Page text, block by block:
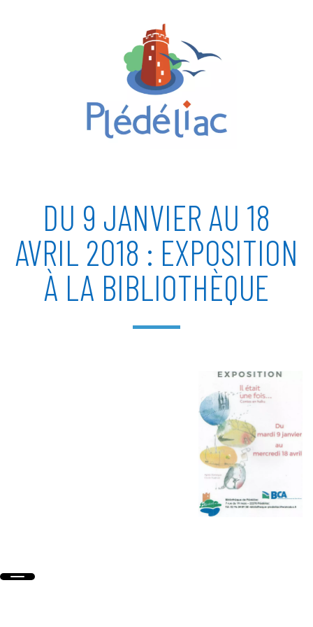
DU 9 JANVIER AU 18
AVRIL 2018 : EXPOSITION
À LA BIBLIOTHÈQUE